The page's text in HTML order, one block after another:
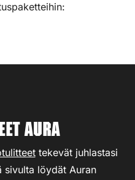
Aura
tekevät juhlastasi
sivulta löydät Auran